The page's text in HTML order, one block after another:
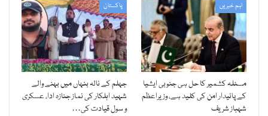
اہم خبریں
مسئلہ کشمیر کا حل ہی جنوبی ایشیا
کے پائیدار امن کی کلید ہے، وزیراعظم
شہباز شریف
پاکستان
جہلم کے نالہ بنہاں میں بہنے والے
شہید اہلکار کی نماز جنازہ ادا، عسکری
و سول قیادت کی…